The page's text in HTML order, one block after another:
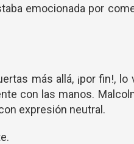
emocionada por
más allá, ¡por fin!, lo
con las manos.
expresión neutral.